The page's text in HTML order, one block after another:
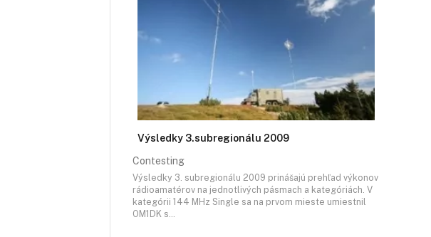
Výsledky 3.subregionálu 2009
Contesting
Výsledky 3. subregionálu 2009 prinášajú prehľad výkonov
rádioamatérov na jednotlivých pásmach a kategóriách. V
kategórii 144 MHz Single sa na prvom mieste umiestnil
OM1DK s…